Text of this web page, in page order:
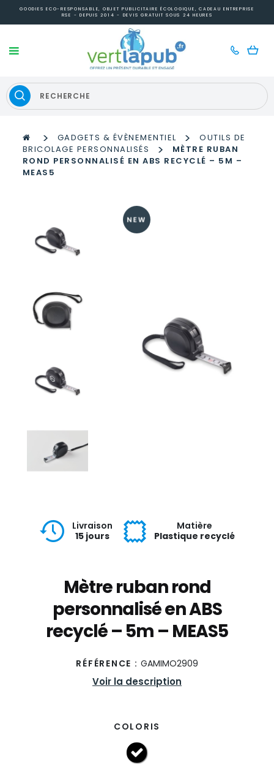
GOODIES ECO-RESPONSABLE, OBJET PUBLICITAIRE ÉCOLOGIQUE, CADEAU ENTREPRISE
RSE - DEPUIS 2014 - DEVIS GRATUIT SOUS 24 HEURES
> GADGETS & ÉVÈNEMENTIEL >
OUTILS DE
BRICOLAGE PERSONNALISÉS
>
MÈTRE RUBAN
ROND PERSONNALISÉ EN ABS RECYCLÉ – 5M –
MEAS5
Livraison
15 jours
Matière
Plastique recyclé
Mètre ruban rond
personnalisé en ABS
recyclé – 5m – MEAS5
RÉFÉRENCE : GAMIMO2909
Voir la description
COLORIS